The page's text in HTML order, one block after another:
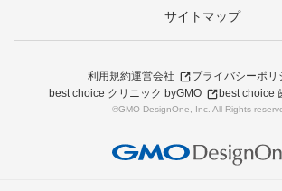
サイトマップ
利用規約運営会社
プライバシーポリ
best choice クリニック byGMO
best choice
©GMO DesignOne, Inc. All Rights